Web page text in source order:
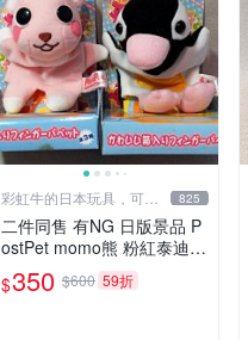
彩虹牛的日本玩具，可7
取付
825
二件同售 有NG 日版景品 P
ostPet momo熊 粉紅泰迪熊
妹妹 comomo 企鵝 娃娃 布
偶 手指頭 娃娃
$350 $600 59折